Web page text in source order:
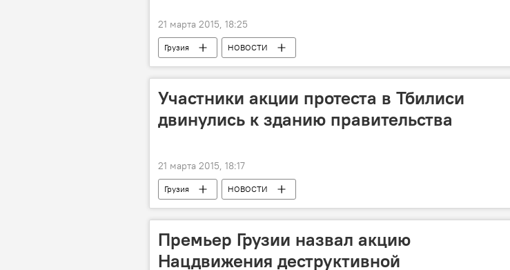
21 марта 2015, 18:25
Грузия НОВОСТИ
Участники акции протеста в Тбилиси
двинулись к зданию правительства
21 марта 2015, 18:17
Грузия НОВОСТИ
Премьер Грузии назвал акцию
Нацдвижения деструктивной